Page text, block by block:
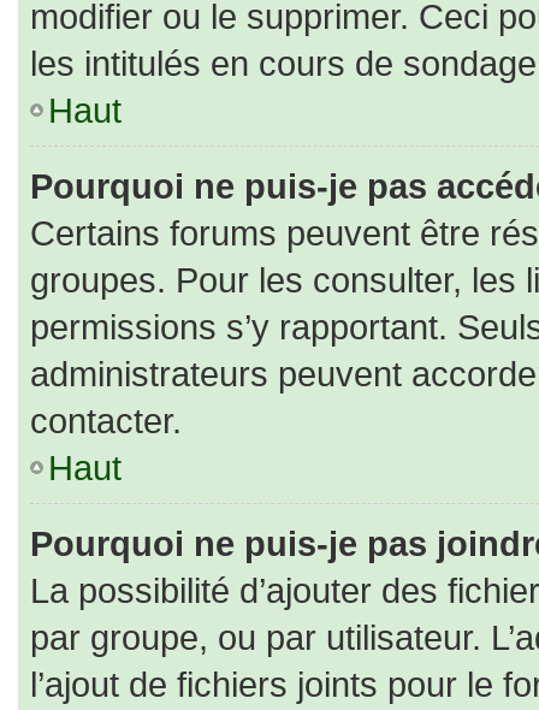
modifier ou le supprimer. Ceci
les intitulés en cours de
Haut
Pourquoi ne puis-je pas
Certains forums peuvent être
groupes. Pour les consulter, les
permissions s’y rapportant.
administrateurs peuvent
contacter.
Haut
Pourquoi ne puis-je pas
La possibilité d’ajouter des
par groupe, ou par utilisateur.
l’ajout de fichiers joints pour le